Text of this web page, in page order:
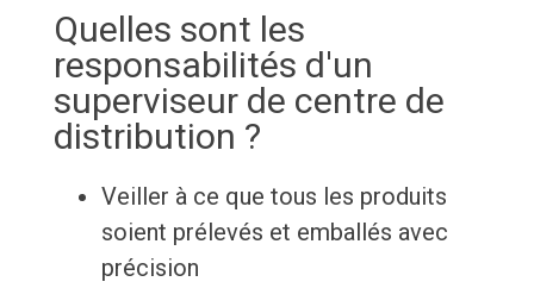
Quelles sont les
responsabilités d'un
superviseur de centre de
distribution ?
Veiller à ce que tous les produits
soient prélevés et emballés avec
précision